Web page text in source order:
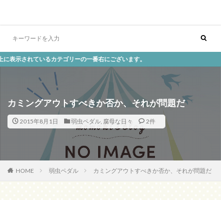
ているカテゴリーの一番右にございます。
カミングアウトすべきか否か、それが問題だ
2015年8月1日 弱虫ペダル, 腐母な日々 2件
HOME 弱虫ペダル カミングアウトすべきか否か、それが問題だ